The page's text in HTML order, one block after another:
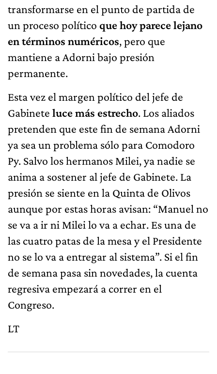
transformarse en el punto de partida de
un proceso político que hoy parece lejano
en términos numéricos, pero que
mantiene a Adorni bajo presión
permanente.
Esta vez el margen político del jefe de
Gabinete luce más estrecho. Los aliados
pretenden que este fin de semana Adorni
ya sea un problema sólo para Comodoro
Py. Salvo los hermanos Milei, ya nadie se
anima a sostener al jefe de Gabinete. La
presión se siente en la Quinta de Olivos
aunque por estas horas avisan: “Manuel no
se va a ir ni Milei lo va a echar. Es una de
las cuatro patas de la mesa y el Presidente
no se lo va a entregar al sistema”. Si el fin
de semana pasa sin novedades, la cuenta
regresiva empezará a correr en el
Congreso.
LT